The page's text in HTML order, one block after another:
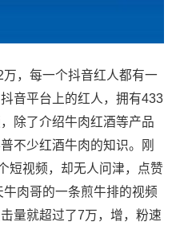
，每一个抖音红人都有一
音平台上的红人，拥有433
除了介绍牛肉红酒等产品
不少红酒牛肉的知识。刚
短视频，却无人问津，点赞
肉哥的一条煎牛排的视频
量就超过了7万，增，粉速